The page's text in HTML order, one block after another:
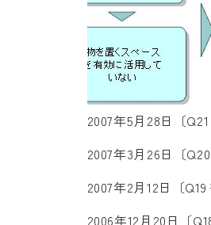
2007年5月28日
〔
2007年3月26日
〔
2007年2月12日
〔
2006年12月20日
〔